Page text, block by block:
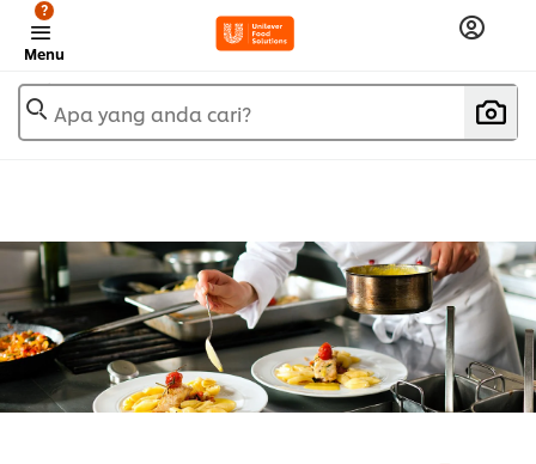
Menu
?
Apa yang anda cari?